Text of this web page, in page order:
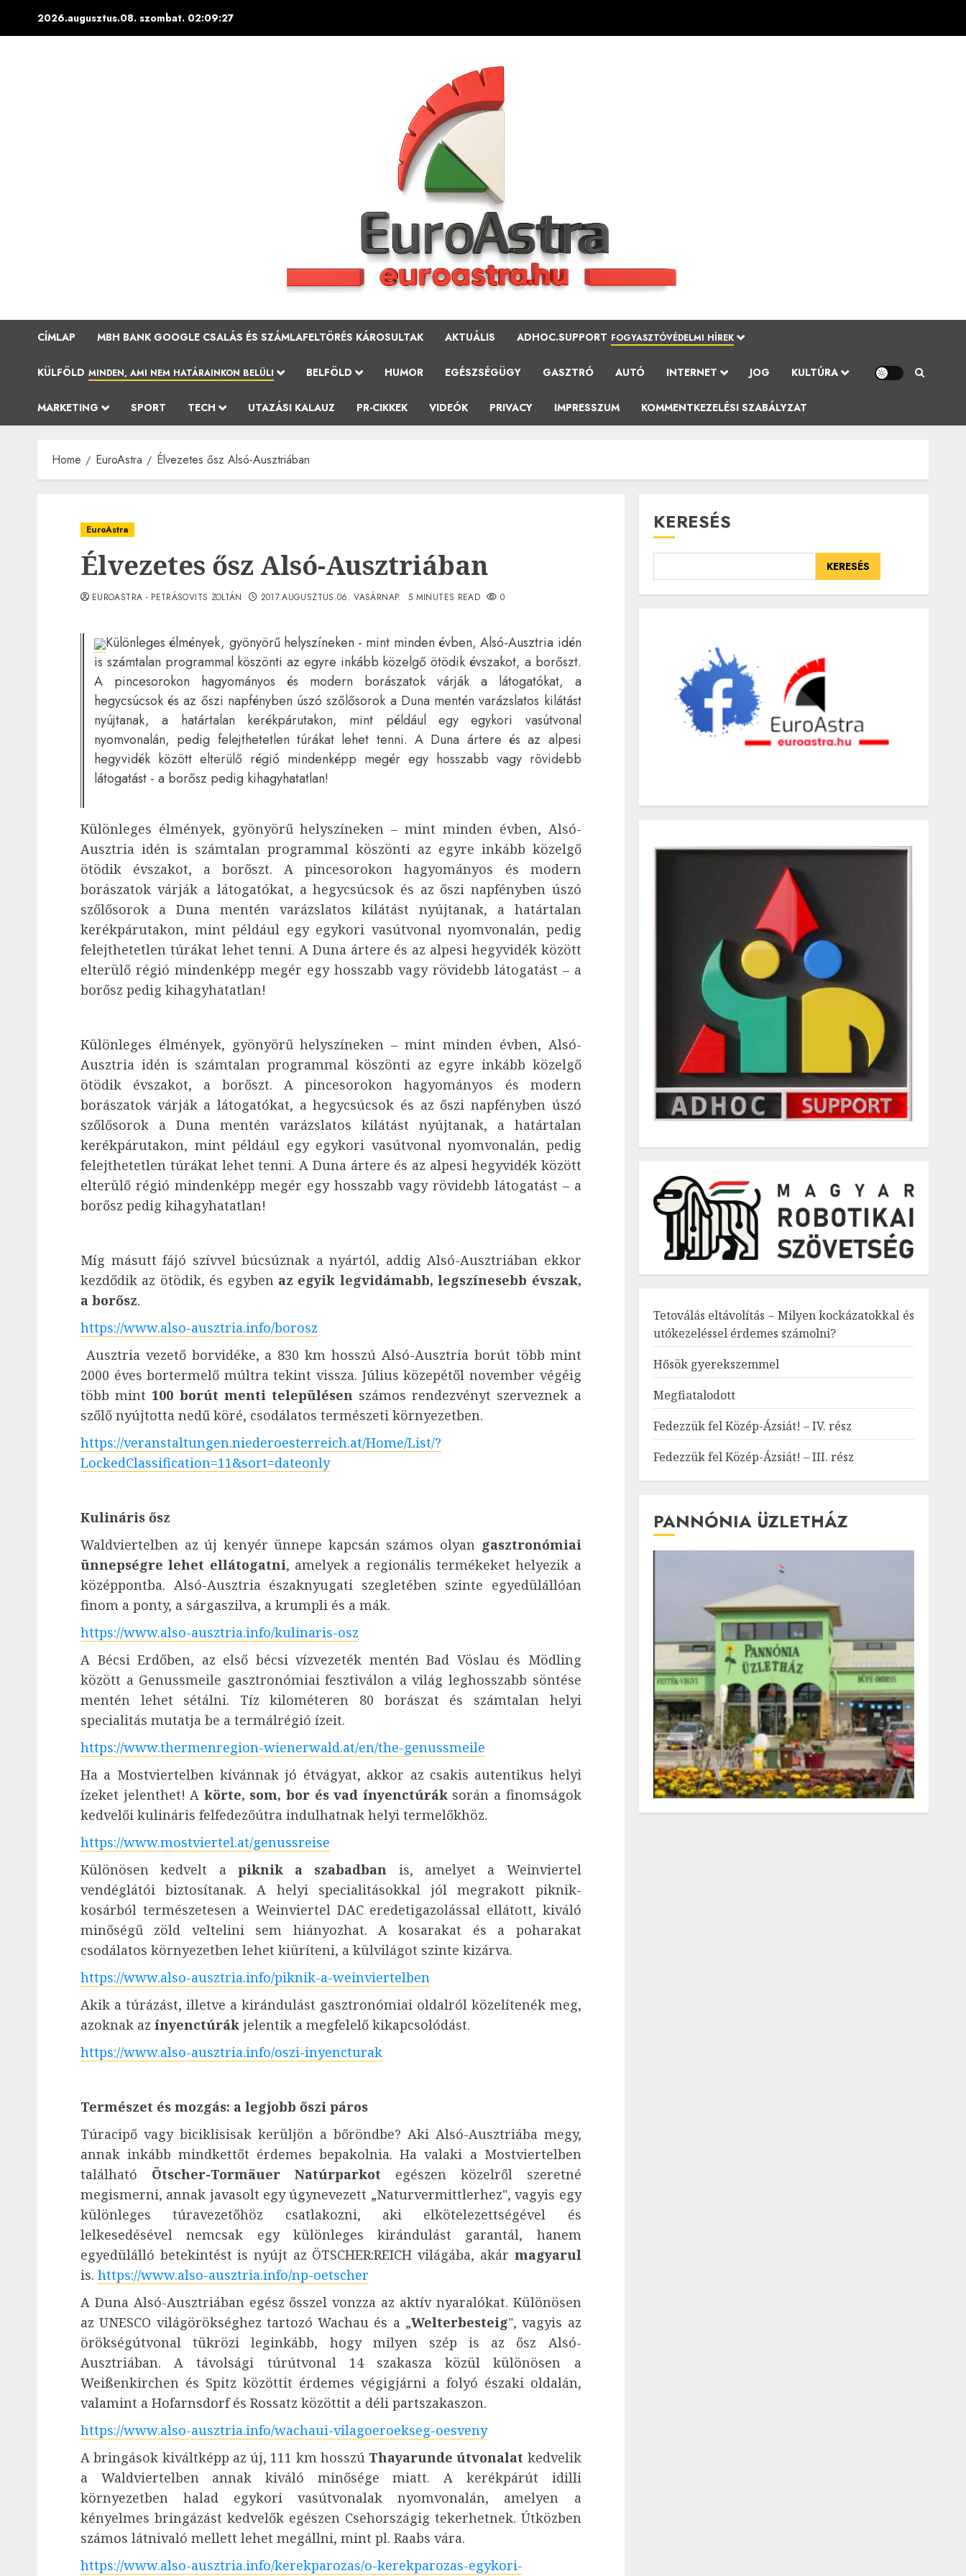
2026.augusztus.08. szombat. 02:09:28
CÍMLAP MBH BANK GOOGLE CSALÁS ÉS SZÁMLAFELTÖRÉS KÁROSULTAK AKTUÁLIS ADHOC.SUPPORT FOGYASZTÓVÉDELMI HÍREK
KÜLFÖLD MINDEN, AMI NEM HATÁRAINKON BELÜLI BELFÖLD HUMOR EGÉSZSÉGÜGY GASZTRÓ AUTÓ INTERNET JOG KULTÚRA
MARKETING SPORT TECH UTAZÁSI KALAUZ PR-CIKKEK VIDEÓK PRIVACY IMPRESSZUM KOMMENTKEZELÉSI SZABÁLYZAT
Home EuroAstra Élvezetes ősz Alsó-Ausztriában
EuroAstra
Élvezetes ősz Alsó-Ausztriában
EUROASTRA - PETRÁSOVITS ZOLTÁN 2017.AUGUSZTUS.06. VASÁRNAP. 5 MINUTES READ 0
Különleges élmények, gyönyörű helyszíneken - mint minden évben, Alsó-Ausztria idén
is számtalan programmal köszönti az egyre inkább közelgő ötödik évszakot, a borőszt.
A pincesorokon hagyományos és modern borászatok várják a látogatókat, a
hegycsúcsok és az őszi napfényben úszó szőlősorok a Duna mentén varázslatos kilátást
nyújtanak, a határtalan kerékpárutakon, mint például egy egykori vasútvonal
nyomvonalán, pedig felejthetetlen túrákat lehet tenni. A Duna ártere és az alpesi
hegyvidék között elterülő régió mindenképp megér egy hosszabb vagy rövidebb
látogatást - a borősz pedig kihagyhatatlan!
Különleges élmények, gyönyörű helyszíneken – mint minden évben, Alsó-
Ausztria idén is számtalan programmal köszönti az egyre inkább közelgő
ötödik évszakot, a borőszt. A pincesorokon hagyományos és modern
borászatok várják a látogatókat, a hegycsúcsok és az őszi napfényben úszó
szőlősorok a Duna mentén varázslatos kilátást nyújtanak, a határtalan
kerékpárutakon, mint például egy egykori vasútvonal nyomvonalán, pedig
felejthetetlen túrákat lehet tenni. A Duna ártere és az alpesi hegyvidék között
elterülő régió mindenképp megér egy hosszabb vagy rövidebb látogatást – a
borősz pedig kihagyhatatlan!
Különleges élmények, gyönyörű helyszíneken – mint minden évben, Alsó-
Ausztria idén is számtalan programmal köszönti az egyre inkább közelgő
ötödik évszakot, a borőszt. A pincesorokon hagyományos és modern
borászatok várják a látogatókat, a hegycsúcsok és az őszi napfényben úszó
szőlősorok a Duna mentén varázslatos kilátást nyújtanak, a határtalan
kerékpárutakon, mint például egy egykori vasútvonal nyomvonalán, pedig
felejthetetlen túrákat lehet tenni. A Duna ártere és az alpesi hegyvidék között
elterülő régió mindenképp megér egy hosszabb vagy rövidebb látogatást – a
borősz pedig kihagyhatatlan!
Míg másutt fájó szívvel búcsúznak a nyártól, addig Alsó-Ausztriában ekkor
kezdődik az ötödik, és egyben az egyik legvidámabb, legszínesebb évszak,
a borősz.
https://www.also-ausztria.info/borosz
Ausztria vezető borvidéke, a 830 km hosszú Alsó-Ausztria borút több mint
2000 éves bortermelő múltra tekint vissza. Július közepétől november végéig
több mint100 borút menti településen számos rendezvényt szerveznek a
szőlő nyújtotta nedű köré, csodálatos természeti környezetben.
https://veranstaltungen.niederoesterreich.at/Home/List/?
LockedClassification=11&sort=dateonly
Kulináris ősz
Waldviertelben az új kenyér ünnepe kapcsán számos olyan gasztronómiai
ünnepségre lehet ellátogatni, amelyek a regionális termékeket helyezik a
középpontba. Alsó-Ausztria északnyugati szegletében szinte egyedülállóan
finom a ponty, a sárgaszilva, a krumpli és a mák.
https://www.also-ausztria.info/kulinaris-osz
A Bécsi Erdőben, az első bécsi vízvezeték mentén Bad Vöslau és Mödling
között a Genussmeile gasztronómiai fesztiválon a világ leghosszabb söntése
mentén lehet sétálni. Tíz kilométeren 80 borászat és számtalan helyi
specialitás mutatja be a termálrégió ízeit.
https://www.thermenregion-wienerwald.at/en/the-genussmeile
Ha a Mostviertelben kívánnak jó étvágyat, akkor az csakis autentikus helyi
ízeket jelenthet! A körte, som, bor és vad ínyenctúráksorán a finomságok
kedvelői kulináris felfedezőútra indulhatnak helyi termelőkhöz.
https://www.mostviertel.at/genussreise
Különösen kedvelt a piknik a szabadban is, amelyet a Weinviertel
vendéglátói biztosítanak. A helyi specialitásokkal jól megrakott piknik-
kosárból természetesen a Weinviertel DAC eredetigazolással ellátott, kiváló
minőségű zöld veltelini sem hiányozhat. A kosarakat és a poharakat
csodálatos környezetben lehet kiüríteni, a külvilágot szinte kizárva.
https://www.also-ausztria.info/piknik-a-weinviertelben
Akik a túrázást, illetve a kirándulást gasztronómiai oldalról közelítenék meg,
azoknak az ínyenctúrák jelentik a megfelelő kikapcsolódást.
https://www.also-ausztria.info/oszi-inyencturak
Természet és mozgás: a legjobb őszi páros
Túracipő vagy biciklisisak kerüljön a bőröndbe? Aki Alsó-Ausztriába megy,
annak inkább mindkettőt érdemes bepakolnia. Ha valaki a Mostviertelben
található Ötscher-Tormäuer Natúrparkot egészen közelről szeretné
megismerni, annak javasolt egy úgynevezett „Naturvermittlerhez", vagyis egy
különleges túravezetőhöz csatlakozni, aki elkötelezettségével és
lelkesedésével nemcsak egy különleges kirándulást garantál, hanem
egyedülálló betekintést is nyújt az ÖTSCHER:REICH világába, akár magyarul
is. https://www.also-ausztria.info/np-oetscher
A Duna Alsó-Ausztriában egész ősszel vonzza az aktív nyaralókat. Különösen
az UNESCO világörökséghez tartozó Wachau és a „Welterbesteig", vagyis az
örökségútvonal tükrözi leginkább, hogy milyen szép is az ősz Alsó-
Ausztriában. A távolsági túrútvonal 14 szakasza közül különösen a
Weißenkirchen és Spitz közöttit érdemes végigjárni a folyó északi oldalán,
valamint a Hofarnsdorf és Rossatz közöttit a déli partszakaszon.
https://www.also-ausztria.info/wachaui-vilagoeroekseg-oesveny
A bringások kiváltképp az új, 111 km hosszú Thayarunde útvonalat kedvelik
a Waldviertelben annak kiváló minősége miatt. A kerékpárút idilli
környezetben halad egykori vasútvonalak nyomvonalán, amelyen a
kényelmes bringázást kedvelők egészen Csehországig tekerhetnek. Útközben
számos látnivaló mellett lehet megállni, mint pl. Raabs vára.
https://www.also-ausztria.info/kerekparozas/o-kerekparozas-egykori-
KERESÉS
KERESÉS
Tetoválás eltávolítás – Milyen kockázatokkal és
utókezeléssel érdemes számolni?
Hősök gyerekszemmel
Megfiatalodott
Fedezzük fel Közép-Ázsiát! – IV. rész
Fedezzük fel Közép-Ázsiát! – III. rész
PANNÓNIA ÜZLETHÁZ